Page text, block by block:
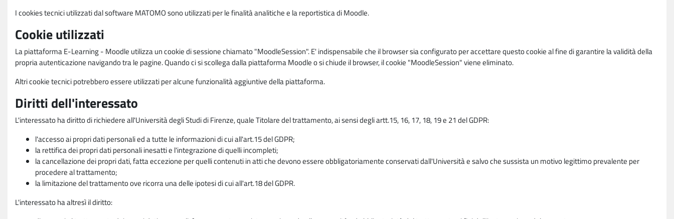
I cookies tecnici utilizzati dal software MATOMO sono utilizzati per le finalità analitiche e la reportistica di Moodle.
Cookie utilizzati
La piattaforma E-Learning - Moodle utilizza un cookie di sessione chiamato "MoodleSession". E' indispensabile che il browser sia configurato per accettare questo cookie al fine di garantire la validità della
propria autenticazione navigando tra le pagine. Quando ci si scollega dalla piattaforma Moodle o si chiude il browser, il cookie "MoodleSession" viene eliminato.
Altri cookie tecnici potrebbero essere utilizzati per alcune funzionalità aggiuntive della piattaforma.
Diritti dell'interessato
L'interessato ha diritto di richiedere all'Università degli Studi di Firenze, quale Titolare del trattamento, ai sensi degli artt.15, 16, 17, 18, 19 e 21 del GDPR:
l'accesso ai propri dati personali ed a tutte le informazioni di cui all'art.15 del GDPR;
la rettifica dei propri dati personali inesatti e l'integrazione di quelli incompleti;
la cancellazione dei propri dati, fatta eccezione per quelli contenuti in atti che devono essere obbligatoriamente conservati dall'Università e salvo che sussista un motivo legittimo prevalente per
procedere al trattamento;
la limitazione del trattamento ove ricorra una delle ipotesi di cui all'art.18 del GDPR.
L'interessato ha altresì il diritto: